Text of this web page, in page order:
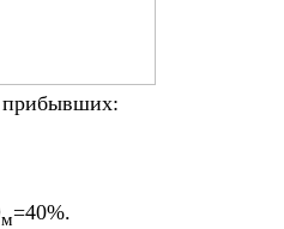
прибывших:
м=40%.